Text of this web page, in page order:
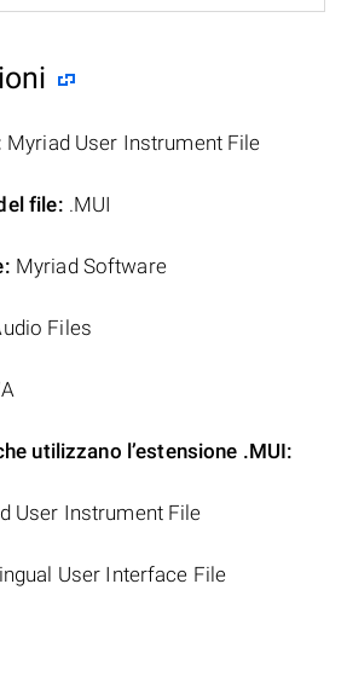
Myriad User Instrument File
file: .MUI
Myriad Software
Files
utilizzano l’estensione .MUI:
User Instrument File
User Interface File